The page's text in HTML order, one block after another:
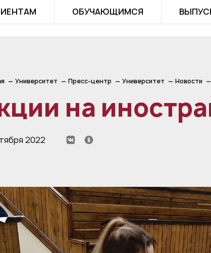
ОБУЧАЮЩИМСЯ
Университет Пресс-центр Университет Новости
на
2022